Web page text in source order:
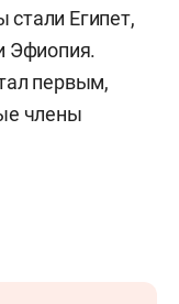
Египет,
Эфиопия.
первым,
члены